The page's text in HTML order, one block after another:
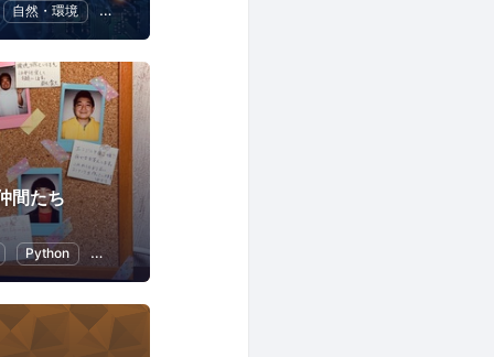
自然・環境 ChatGPT
間たち
Python 人工知能